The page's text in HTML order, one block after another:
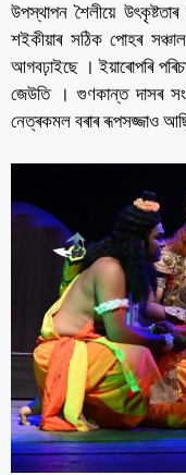
উপস্থাপন শৈলীয়ে
শইকীয়াৰ সঠিক পোহৰ
আগবঢ়াইছে । ইয়াৰোপৰি
জেউতি । গুণকান্ত দাসৰ
নেত্ৰকমল বৰাৰ ৰূপসজ্জাও